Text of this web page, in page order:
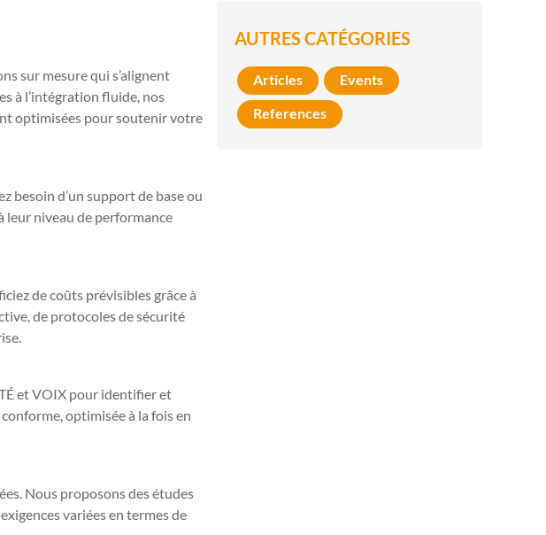
sur mesure qui s’alignent
à l’intégration fluide, nos
optimisées pour soutenir votre
besoin d’un support de base ou
leur niveau de performance
de coûts prévisibles grâce à
de protocoles de sécurité
et VOIX pour identifier et
optimisée à la fois en
Nous proposons des études
variées en termes de
AUTRES CATÉGORIES
Articles
Events
References